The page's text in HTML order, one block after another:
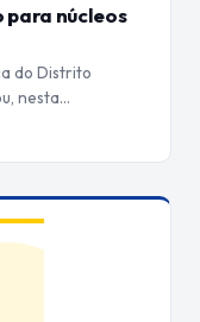
para núcleos
do Distrito
nesta…